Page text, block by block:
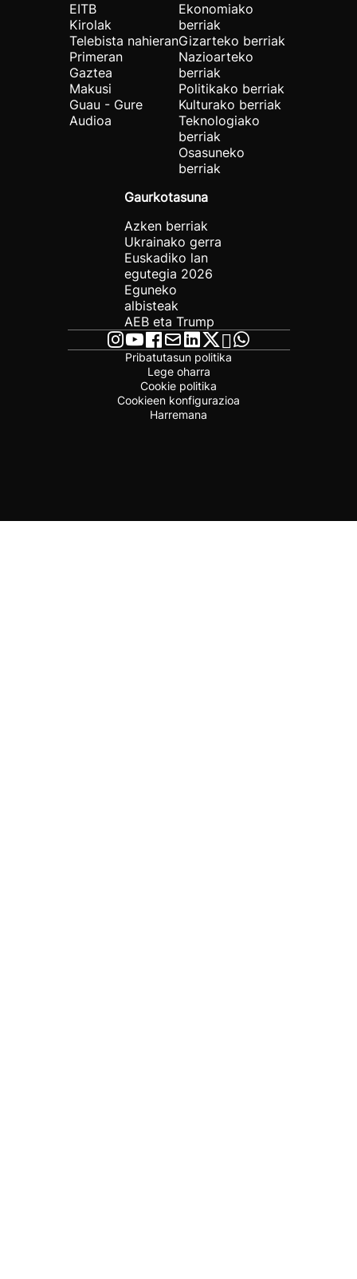
EITB
Kirolak
Telebista nahieran
Primeran
Gaztea
Makusi
Guau - Gure
Audioa
Ekonomiako
berriak
Gizarteko berriak
Nazioarteko
berriak
Politikako berriak
Kulturako berriak
Teknologiako
berriak
Osasuneko
berriak
Gaurkotasuna
Azken berriak
Ukrainako gerra
Euskadiko lan
egutegia 2026
Eguneko
albisteak
AEB eta Trump
Pribatutasun politika
Lege oharra
Cookie politika
Cookieen konfigurazioa
Harremana